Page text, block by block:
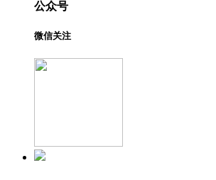
公众号
微信关注